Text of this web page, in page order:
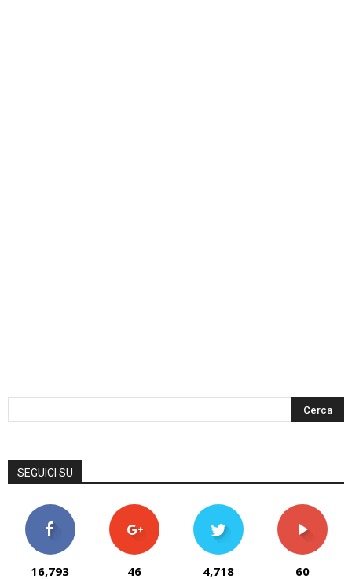
SEGUICI SU
16,793 46 4,718 60